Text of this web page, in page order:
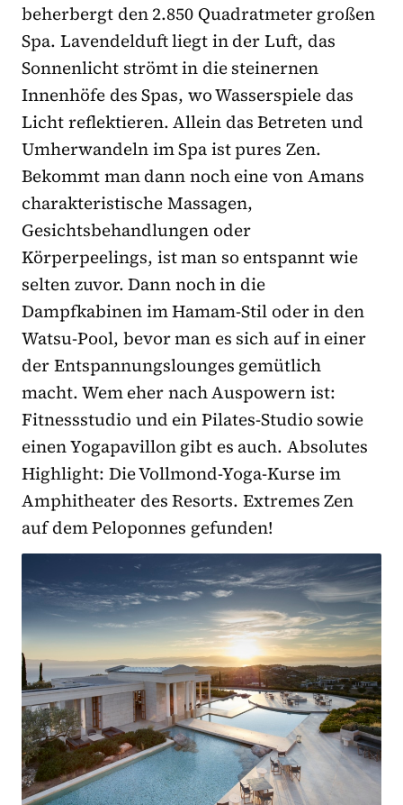
beherbergt den 2.850 Quadratmeter großen
Spa. Lavendelduft liegt in der Luft, das
Sonnenlicht strömt in die steinernen
Innenhöfe des Spas, wo Wasserspiele das
Licht reflektieren. Allein das Betreten und
Umherwandeln im Spa ist pures Zen.
Bekommt man dann noch eine von Amans
charakteristische Massagen,
Gesichtsbehandlungen oder
Körperpeelings, ist man so entspannt wie
selten zuvor. Dann noch in die
Dampfkabinen im Hamam-Stil oder in den
Watsu-Pool, bevor man es sich auf in einer
der Entspannungslounges gemütlich
macht. Wem eher nach Auspowern ist:
Fitnessstudio und ein Pilates-Studio sowie
einen Yogapavillon gibt es auch. Absolutes
Highlight: Die Vollmond-Yoga-Kurse im
Amphitheater des Resorts. Extremes Zen
auf dem Peloponnes gefunden!